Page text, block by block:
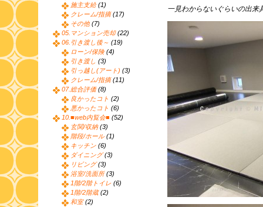
一見わからないぐらいの出来
施主支給(1)
クレーム/指摘(17)
その他 (7)
05.マンション売却(22)
06.引き渡し後～ (19)
ローン/保険(4)
引き渡し (3)
引っ越し(アート) (3)
クレーム/指摘(11)
07.総合評価(8)
良かったコト (2)
悪かったコト (6)
10.■web内覧会■ (52)
玄関/収納(3)
階段/ホール(1)
キッチン (6)
ダイニング(3)
リビング(3)
浴室/洗面所(3)
1階/2階トイレ (6)
1階/2階蔵(2)
和室(2)